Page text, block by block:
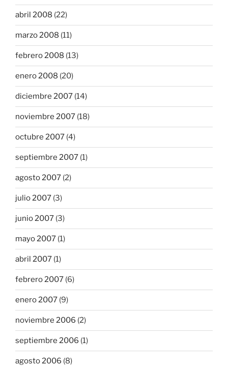
abril 2008 (22)
marzo 2008 (11)
febrero 2008 (13)
enero 2008 (20)
diciembre 2007 (14)
noviembre 2007 (18)
octubre 2007 (4)
septiembre 2007 (1)
agosto 2007 (2)
julio 2007 (3)
junio 2007 (3)
mayo 2007 (1)
abril 2007 (1)
febrero 2007 (6)
enero 2007 (9)
noviembre 2006 (2)
septiembre 2006 (1)
agosto 2006 (8)